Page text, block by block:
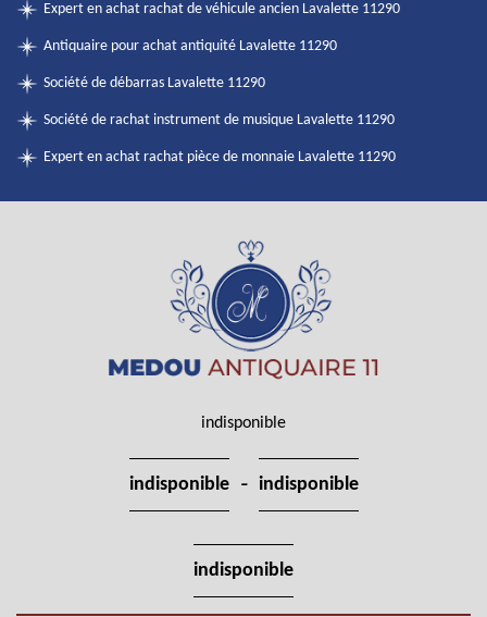
Expert en achat rachat de véhicule ancien Lavalette 11290
Antiquaire pour achat antiquité Lavalette 11290
Société de débarras Lavalette 11290
Société de rachat instrument de musique Lavalette 11290
Expert en achat rachat pièce de monnaie Lavalette 11290
indisponible
indisponible - indisponible
indisponible